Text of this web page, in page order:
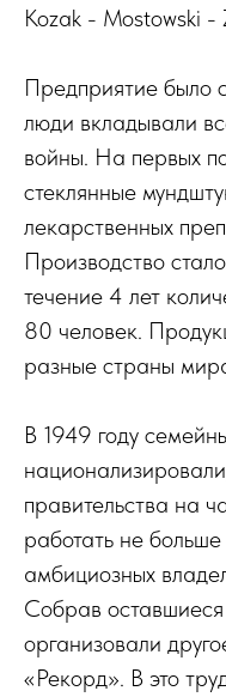
Kozak - Mostowski
Предприятие было
люди вкладывали
войны. На первых
стеклянные
лекарственных
Производство
течение 4 лет
80 человек.
разные страны
В 1949 году
правительства на
работать не
амбициозных
Собрав
организовали
«Рекорд». В это